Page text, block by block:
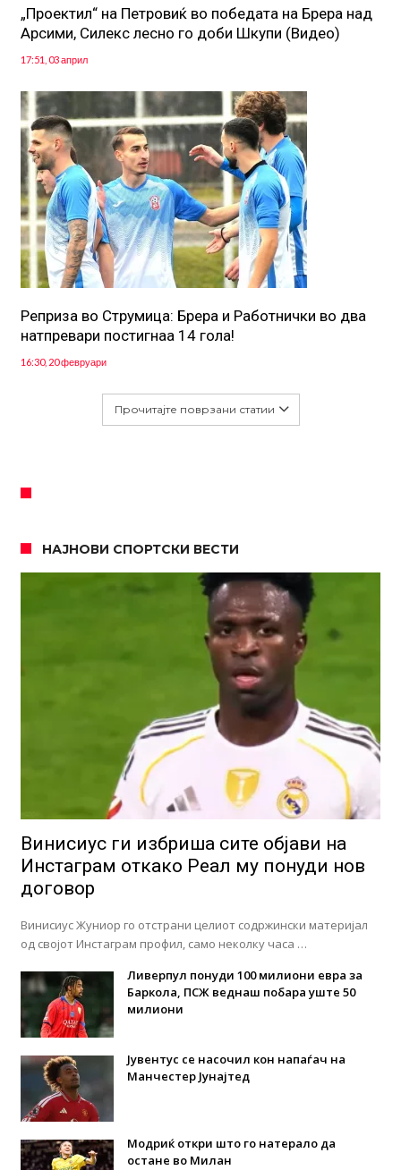
„Проектил“ на Петровиќ во победата на Брера над
Арсими, Силекс лесно го доби Шкупи (Видео)
17:51, 03 април
Реприза во Струмица: Брера и Работнички во два
натпревари постигнаа 14 гола!
16:30, 20 февруари
Прочитајте поврзани статии
НАЈНОВИ СПОРТСКИ ВЕСТИ
Винисиус ги избриша сите објави на
Инстаграм откако Реал му понуди нов
договор
Винисиус Жуниор го отстрани целиот содржински материјал
од својот Инстаграм профил, само неколку часа …
Ливерпул понуди 100 милиони евра за
Баркола, ПСЖ веднаш побара уште 50
милиони
Јувентус се насочил кон напаѓач на
Манчестер Јунајтед
Модриќ откри што го натерало да
остане во Милан